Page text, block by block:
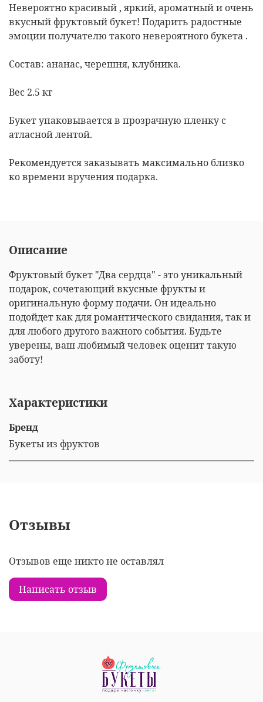
Невероятно красивый , яркий, ароматный и очень
вкусный фруктовый букет! Подарить радостные
эмоции получателю такого невероятного букета .
Состав: ананас, черешня, клубника.
Вес 2.5 кг
Букет упаковывается в прозрачную пленку с
атласной лентой.
Рекомендуется заказывать максимально близко
ко времени вручения подарка.
Описание
Фруктовый букет "Два сердца" - это уникальный
подарок, сочетающий вкусные фрукты и
оригинальную форму подачи. Он идеально
подойдет как для романтического свидания, так и
для любого другого важного события. Будьте
уверены, ваш любимый человек оценит такую
заботу!
Характеристики
Бренд
Букеты из фруктов
Отзывы
Отзывов еще никто не оставлял
Написать отзыв